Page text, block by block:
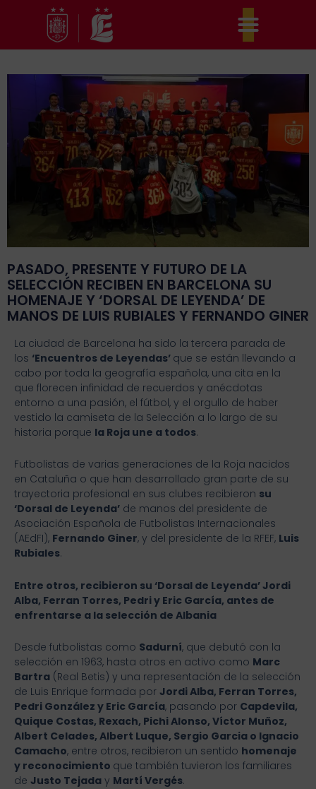
contenido
PASADO, PRESENTE Y FUTURO DE LA
SELECCIÓN RECIBEN EN BARCELONA SU
HOMENAJE Y ‘DORSAL DE LEYENDA’ DE
MANOS DE LUIS RUBIALES Y FERNANDO GINER
La ciudad de Barcelona ha sido la tercera parada de
los ‘Encuentros de Leyendas’ que se están llevando a
cabo por toda la geografía española, una cita en la
que florecen infinidad de recuerdos y anécdotas
entorno a una pasión, el fútbol, y el orgullo de haber
vestido la camiseta de la Selección a lo largo de su
historia porque la Roja une a todos.
Futbolistas de varias generaciones de la Roja nacidos
en Cataluña o que han desarrollado gran parte de su
trayectoria profesional en sus clubes recibieron su
‘Dorsal de Leyenda’de manos del presidente de
Asociación Española de Futbolistas Internacionales
(AEdFI), Fernando Giner, y del presidente de la RFEF, Luis
Rubiales.
Entre otros, recibieron su ‘Dorsal de Leyenda’ Jordi
Alba, Ferran Torres, Pedri y Eric García, antes de
enfrentarse a la selección de Albania
Desde futbolistas como Sadurní, que debutó con la
selección en 1963, hasta otros en activo como Marc
Bartra(Real Betis) y una representación de la selección
de Luis Enrique formada por Jordi Alba, Ferran Torres,
Pedri González y Eric García, pasando por Capdevila,
Quique Costas, Rexach, Pichi Alonso, Víctor Muñoz,
Albert Celades, Albert Luque, Sergio Garcia o Ignacio
Camacho, entre otros, recibieron un sentido homenaje
y reconocimiento que también tuvieron los familiares
de Justo Tejaday Martí Vergés.